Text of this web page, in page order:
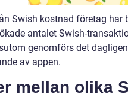
Swish kostnad företag har
antalet Swish-
genomförs det
av appen.
mellan olika